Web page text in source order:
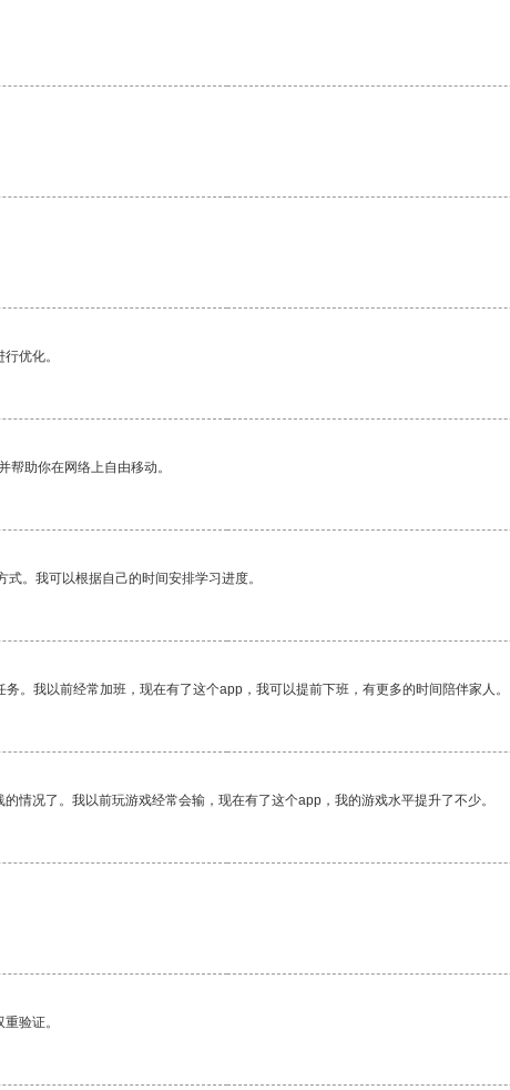
优化。
助你在网络上自由移动。
。我可以根据自己的时间安排学习进度。
。我以前经常加班，现在有了这个app，我可以提前下班，有更多的时间陪伴家人。
情况了。我以前玩游戏经常会输，现在有了这个app，我的游戏水平提升了不少。
验证。